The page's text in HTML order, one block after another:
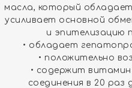
масла, который
усиливает основной
и эпителизацию
• обладает
• положительно
• содержит
соединения в 20 раз